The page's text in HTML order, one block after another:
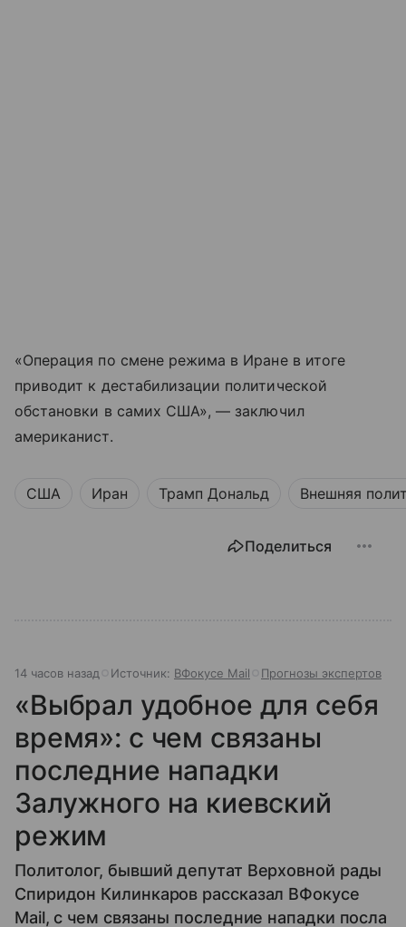
«Операция по смене режима в Иране в итоге
приводит к дестабилизации политической
обстановки в самих США», — заключил
американист.
США Иран Трамп Дональд Внешняя
Поделиться
14 часов назад Источник: ВФокусе Mail Прогнозы экспертов
«Выбрал удобное для себя
время»: с чем связаны
последние нападки
Залужного на киевский
режим
Политолог, бывший депутат Верховной рады
Спиридон Килинкаров рассказал ВФокусе
Mail, с чем связаны последние нападки посла